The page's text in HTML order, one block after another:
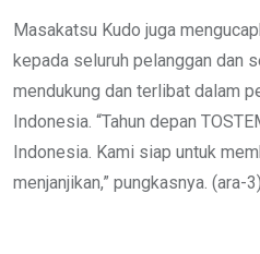
Masakatsu Kudo juga
kepada seluruh pelanggan dan
mendukung dan terlibat dalam
Indonesia. “Tahun depan
Indonesia. Kami siap untuk
menjanjikan,” pungkasnya. (ara-3)